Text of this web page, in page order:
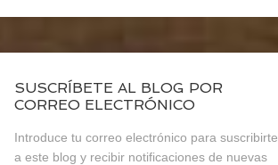
SUSCRÍBETE AL BLOG POR
CORREO ELECTRÓNICO
Introduce tu correo electrónico para suscribirte
a este blog y recibir notificaciones de nuevas